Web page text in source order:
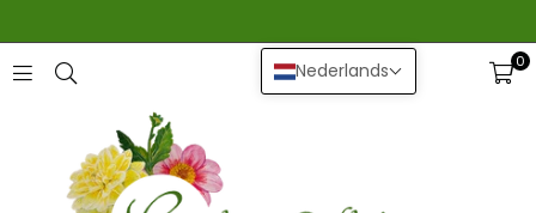
GEERLINGS
0
Nederlands